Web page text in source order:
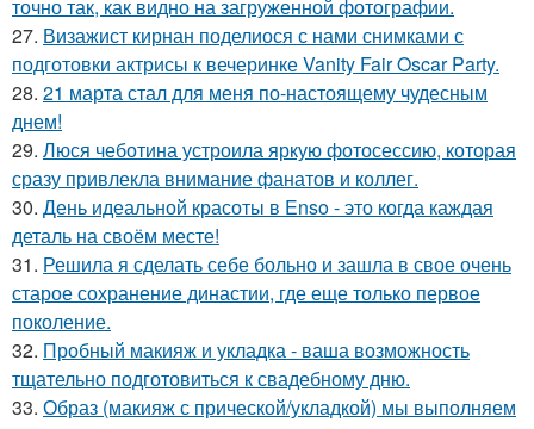
точно так, как видно на загруженной фотографии.
27. Визажист кирнан поделиося с нами снимками с
подготовки актрисы к вечеринке Vanity Fair Oscar Party.
28. 21 марта стал для меня по-настоящему чудесным
днем!
29. Люся чеботина устроила яркую фотосессию, которая
сразу привлекла внимание фанатов и коллег.
30. День идеальной красоты в Enso - это когда каждая
деталь на своём месте!
31. Решила я сделать себе больно и зашла в свое очень
старое сохранение династии, где еще только первое
поколение.
32. Пробный макияж и укладка - ваша возможность
тщательно подготовиться к свадебному дню.
33. Образ (макияж с прической/укладкой) мы выполняем